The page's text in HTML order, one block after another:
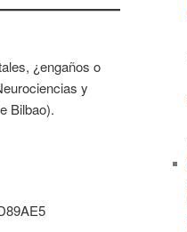
¿engaños o
y
Bilbao).